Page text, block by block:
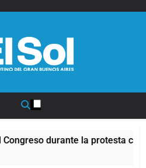
durante la protesta